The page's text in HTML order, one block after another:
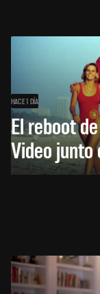
HACE 1 DÍA
El reboot
Video